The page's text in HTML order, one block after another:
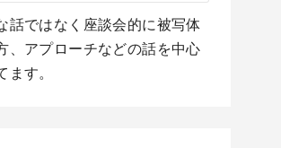
話ではなく座談会的に被写体
、アプローチなどの話を中心
ます。